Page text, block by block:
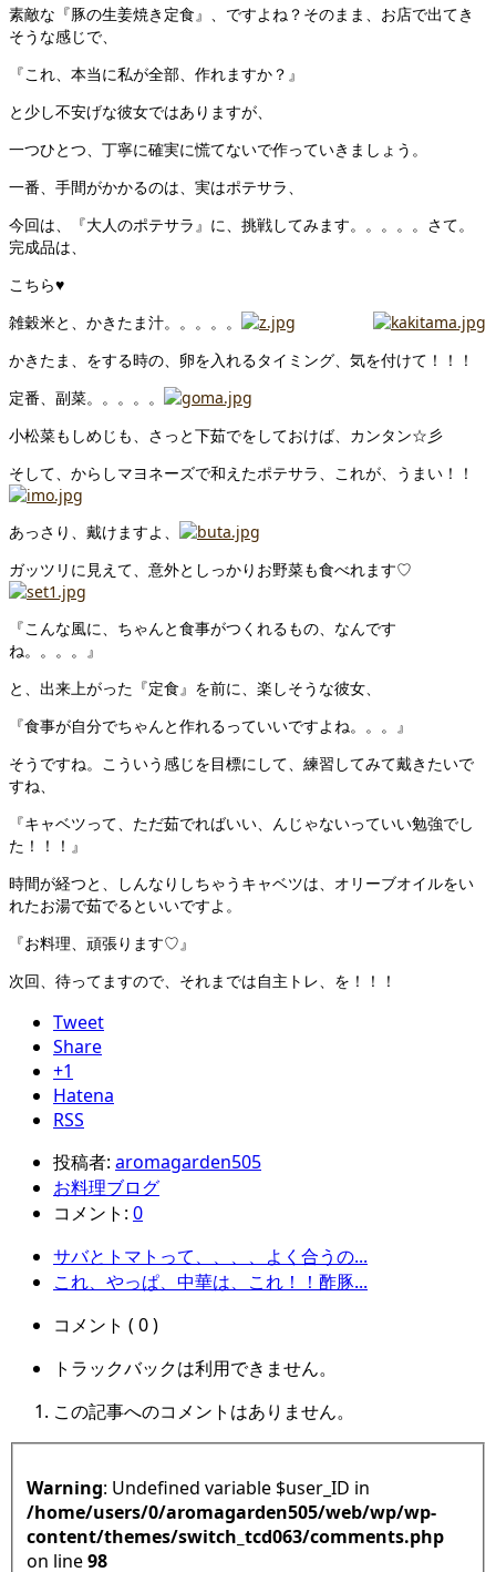
素敵な『豚の生姜焼き定食』、ですよね？そのまま、お店で出てき
そうな感じで、
『これ、本当に私が全部、作れますか？』
と少し不安げな彼女ではありますが、
一つひとつ、丁寧に確実に慌てないで作っていきましょう。
一番、手間がかかるのは、実はポテサラ、
今回は、『大人のポテサラ』に、挑戦してみます。。。。。さて。
完成品は、
こちら♥
雑穀米と、かきたま汁。。。。。
かきたま、をする時の、卵を入れるタイミング、気を付けて！！！
定番、副菜。。。。。
小松菜もしめじも、さっと下茹でをしておけば、カンタン☆彡
そして、からしマヨネーズで和えたポテサラ、これが、うまい！！
あっさり、戴けますよ、
ガッツリに見えて、意外としっかりお野菜も食べれます♡
『こんな風に、ちゃんと食事がつくれるもの、なんです
ね。。。。』
と、出来上がった『定食』を前に、楽しそうな彼女、
『食事が自分でちゃんと作れるっていいですよね。。。』
そうですね。こういう感じを目標にして、練習してみて戴きたいで
すね、
『キャベツって、ただ茹でればいい、んじゃないっていい勉強でし
た！！！』
時間が経つと、しんなりしちゃうキャベツは、オリーブオイルをい
れたお湯で茹でるといいですよ。
『お料理、頑張ります♡』
次回、待ってますので、それまでは自主トレ、を！！！
Tweet
Share
+1
Hatena
RSS
投稿者: aromagarden505
お料理ブログ
コメント: 0
サバとトマトって、、、、よく合うの...
これ、やっぱ、中華は、これ！！酢豚...
コメント ( 0 )
トラックバックは利用できません。
この記事へのコメントはありません。
Warning : Undefined variable $user_ID in
/home/users/0/aromagarden505/web/wp/wp-
content/themes/switch_tcd063/comments.php
on line98